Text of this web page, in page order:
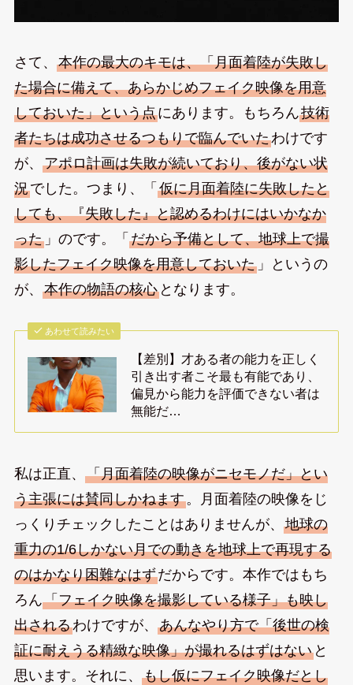
さて、 本作の最大のキモは、「月面着陸が失敗し
た場合に備えて、あらかじめフェイク映像を用意
しておいた」という点にあります。もちろん技術
者たちは成功させるつもりで臨んでいたわけです
が、 アポロ計画は失敗が続いており、後がない状
況でした。つまり、「 仮に月面着陸に失敗したと
しても、『失敗した』と認めるわけにはいかなか
った」のです。「 だから予備として、地球上で撮
影したフェイク映像を用意しておいた」というの
が、 本作の物語の核心となります。
あわせて読みたい
【差別】才ある者の能力を正しく
引き出す者こそ最も有能であり、
偏見から能力を評価できない者は
無能だ…
私は正直、 「月面着陸の映像がニセモノだ」とい
う主張には賛同しかねます。月面着陸の映像をじ
っくりチェックしたことはありませんが、 地球の
重力の1/6しかない月での動きを地球上で再現する
のはかなり困難なはずだからです。本作ではもち
ろん「フェイク映像を撮影している様子」も映し
出されるわけですが、 あんなやり方で「後世の検
証に耐えうる精緻な映像」が撮れるはずはないと
思います。それに、 もし仮にフェイク映像だとし